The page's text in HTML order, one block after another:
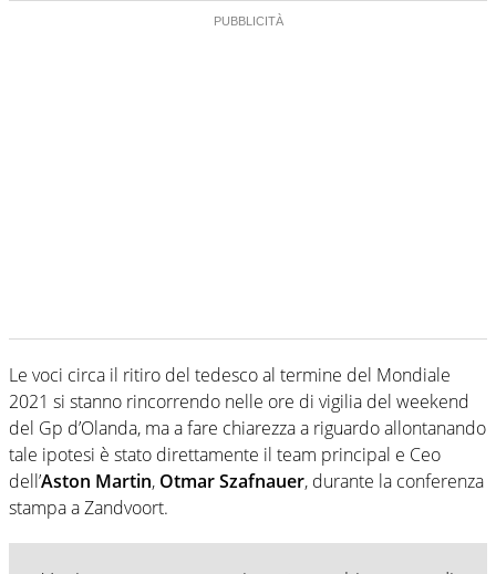
Le voci circa il ritiro del tedesco al termine del Mondiale
2021 si stanno rincorrendo nelle ore di vigilia del weekend
del Gp d’Olanda, ma a fare chiarezza a riguardo allontanando
tale ipotesi è stato direttamente il team principal e Ceo
dell’Aston Martin, Otmar Szafnauer, durante la conferenza
stampa a Zandvoort.